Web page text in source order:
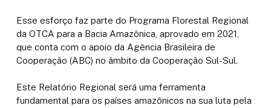
Esse esforço faz parte do Programa Florestal Regional
da OTCA para a Bacia Amazônica, aprovado em 2021,
que conta com o apoio da Agência Brasileira de
Cooperação (ABC) no âmbito da Cooperação Sul-Sul.
Este Relatório Regional será uma ferramenta
fundamental para os países amazônicos na sua luta pela